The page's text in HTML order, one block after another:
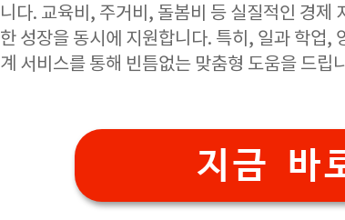
니다. 교육비, 주거비, 돌봄비 등 실질적인 경제
한 성장을 동시에 지원합니다. 특히, 일과 학업,
계 서비스를 통해 빈틈없는 맞춤형 도움을 드립
지금 바